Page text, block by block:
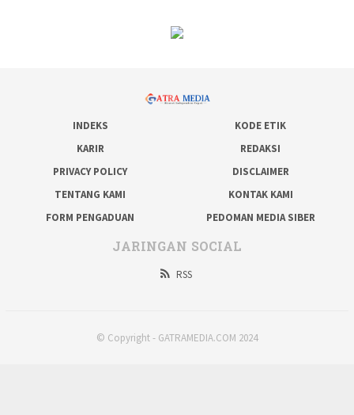
INDEKS
KODE ETIK
KARIR
REDAKSI
PRIVACY POLICY
DISCLAIMER
TENTANG KAMI
KONTAK KAMI
FORM PENGADUAN
PEDOMAN MEDIA SIBER
JARINGAN SOCIAL
RSS
© Copyright - GATRAMEDIA.COM 2024